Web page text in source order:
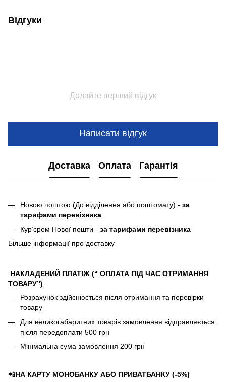
Відгуки
Додайте перший відгук
Написати відгук
Доставка Оплата Гарантія
Новою поштою (До відділення або поштомату) - за
тарифами перевізника
Кур’єром Нової пошти - за тарифами перевізника
Більше інформації про доставку
НАКЛАДЕНИЙ ПЛАТІЖ (“ ОПЛАТА ПІД ЧАС ОТРИМАННЯ
ТОВАРУ”)
Розрахунок здійснюється після отримання та перевірки
товару
Для великогабаритних товарів замовлення відправляється
після передоплати 500 грн
Мінімальна сума замовлення 200 грн
📲НА КАРТУ МОНОБАНКУ АБО ПРИВАТБАНКУ (-5%)